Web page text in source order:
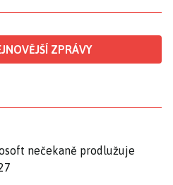
ZPRÁVY
nečekaně prodlužuje